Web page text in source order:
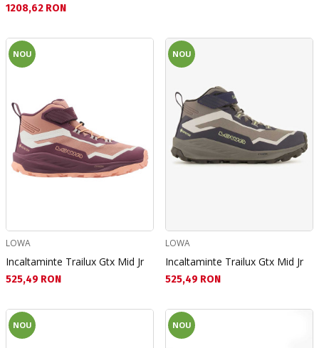
Текуща цена:
1208,62 RON
NOU
LOWA
Incaltaminte Trailux Gtx Mid Jr
Текуща цена:
525,49 RON
NOU
LOWA
Incaltaminte Trailux Gtx Mid Jr
Текуща цена:
525,49 RON
NOU NOU